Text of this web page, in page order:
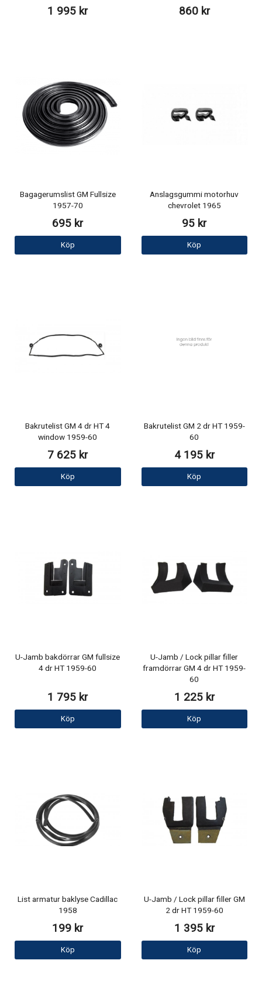
1 995 kr 860 kr
Bagagerumslist GM Fullsize
1957-70
695 kr
Köp
Anslagsgummi motorhuv
chevrolet 1965
95 kr
Köp
Bakrutelist GM 4 dr HT 4
window 1959-60
7 625 kr
Köp
Bakrutelist GM 2 dr HT 1959-
60
4 195 kr
Köp
U-Jamb bakdörrar GM fullsize
4 dr HT 1959-60
1 795 kr
Köp
U-Jamb / Lock pillar filler
framdörrar GM 4 dr HT 1959-
60
1 225 kr
Köp
List armatur baklyse Cadillac
1958
199 kr
Köp
U-Jamb / Lock pillar filler GM
2 dr HT 1959-60
1 395 kr
Köp